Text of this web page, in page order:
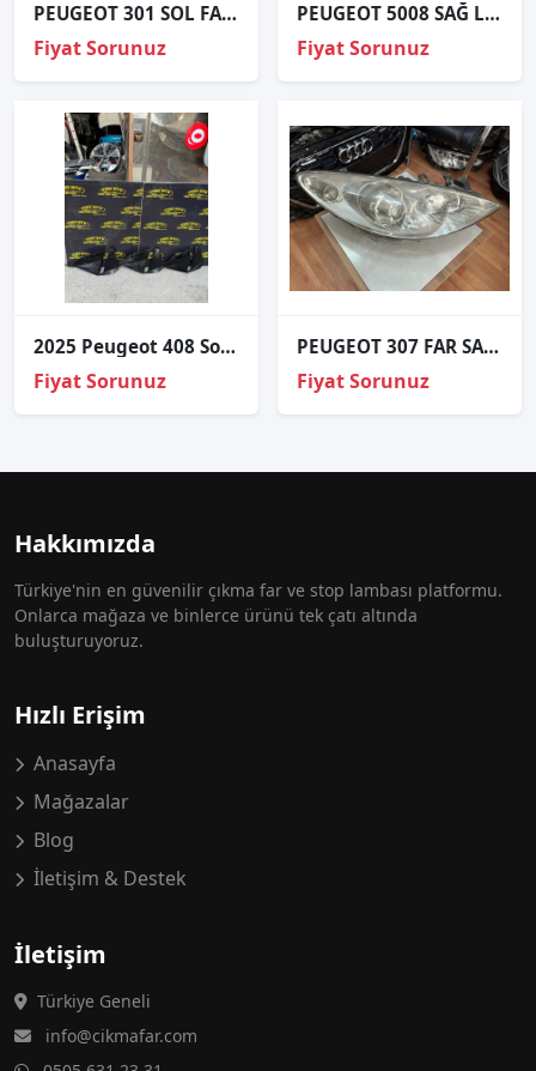
PEUGEOT 301 SOL FAR YAN SANAYİ
Fiyat Sorunuz
PEUGEOT 5008 SAĞ LEDLİ STOP
Fiyat Sorunuz
2025 Peugeot 408 Sol Taraf Sis kapakları Çıkma Orjinal
Fiyat Sorunuz
PEUGEOT 307 FAR SAĞ MERCEKLİ ORJİNAL
Fiyat Sorunuz
Hakkımızda
Türkiye'nin en güvenilir çıkma far ve stop lambası platformu.
Onlarca mağaza ve binlerce ürünü tek çatı altında
buluşturuyoruz.
Hızlı Erişim
Anasayfa
Mağazalar
Blog
İletişim & Destek
İletişim
Türkiye Geneli
info@cikmafar.com